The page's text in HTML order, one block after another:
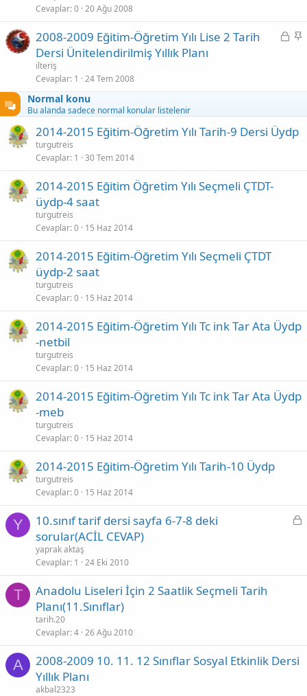
l
Cevaplar 0 20 Ağu 2008
K
S
2008-2009 Eğitim-Öğretim Yılı Lise 2 Tarih
Dersi Ünitelendirilmiş Yıllık Planı
ilteriş
Cevaplar 1 24 Tem 2008
Normal konu
Bu alanda sadece normal konular listelenir
2014-2015 Eğitim-Öğretim Yılı Tarih-9 Dersi Üydp
turgutreis
Cevaplar 1 30 Tem 2014
2014-2015 Eğitim Öğretim Yılı Seçmeli ÇTDT-
üydp-4 saat
turgutreis
Cevaplar 0 15 Haz 2014
2014-2015 Eğitim-Öğretim Yılı Seçmeli ÇTDT
üydp-2 saat
turgutreis
Cevaplar 0 15 Haz 2014
2014-2015 Eğitim-Öğretim Yılı Tc ink Tar Ata Üydp
-netbil
turgutreis
Cevaplar 0 15 Haz 2014
2014-2015 Eğitim-Öğretim Yılı Tc ink Tar Ata Üydp
-meb
turgutreis
Cevaplar 0 15 Haz 2014
2014-2015 Eğitim-Öğretim Yılı Tarih-10 Üydp
turgutreis
Cevaplar 0 15 Haz 2014
Y
K
10.sınıf tarif dersi sayfa 6-7-8 deki
sorular(ACİL CEVAP)
yaprak aktaş
Cevaplar 1 24 Eki 2010
T
Anadolu Liseleri İçin 2 Saatlik Seçmeli Tarih
Planı(11.Sınıflar)
tarih.20
Cevaplar 4 26 Ağu 2010
A
2008-2009 10. 11. 12 Sınıflar Sosyal Etkinlik Dersi
Yıllık Planı
akbal2323